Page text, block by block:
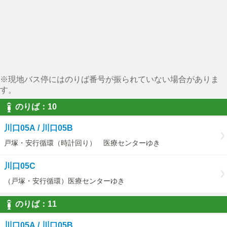
※現地バス停にはのりば番号が振られていない場合がありま
す。
のりば：10
川口05A / 川口05B
戸塚・安行循環（時計回り） 医療センターゆき
川口05C
（戸塚・安行循環）医療センターゆき
のりば：11
川口05A / 川口05B